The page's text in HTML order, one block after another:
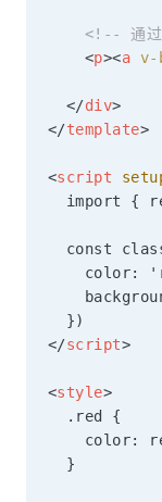
<!-- 通过
<p><a v-
</div>
</template>
<script
import {
const
color:
</script>
<style>
  .red {
color:
  }